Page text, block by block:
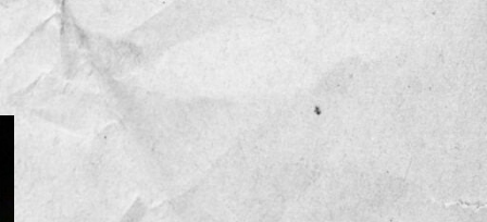
CATEGORÍAS
NOTICIAS
OPINIÓN